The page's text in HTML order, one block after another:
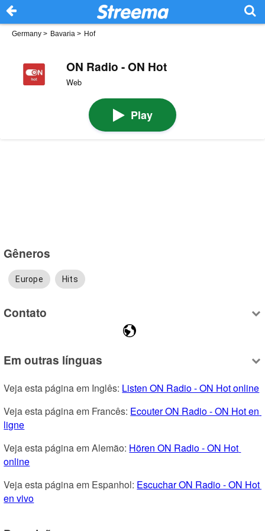
Germany > Bavaria > Hof
ON Radio - ON Hot
Web
Play
Gêneros
Europe Hits
Contato
Em outras línguas
Veja esta página em Inglês: Listen ON Radio - ON Hot online
Veja esta página em Francês: Ecouter ON Radio - ON Hot en
ligne
Veja esta página em Alemão: Hören ON Radio - ON Hot
online
Veja esta página em Espanhol: Escuchar ON Radio - ON Hot
en vivo